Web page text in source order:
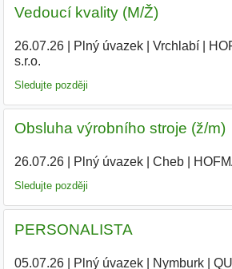
Vedoucí kvality (M/Ž)
26.07.26| Plný úvazek| Vrchlabí|
s.r.o.
Sledujte později
Obsluha výrobního stroje (ž/m)
26.07.26| Plný úvazek| Cheb|
Sledujte později
PERSONALISTA
05.07.26| Plný úvazek| Nymburk|